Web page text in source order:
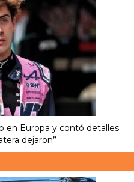
en Europa y contó detalles
dejaron”